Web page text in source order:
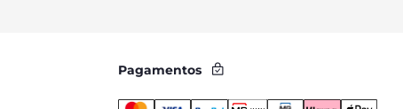
Pagamentos